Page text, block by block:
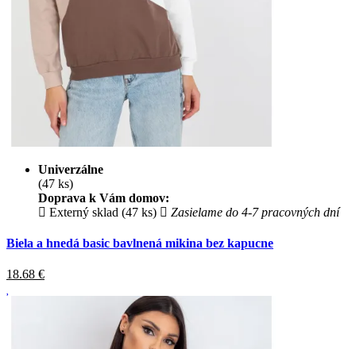
Univerzálne
(47 ks)
Doprava k Vám domov:
Externý sklad (47 ks)
Zasielame do 4-7 pracovných dní
Biela a hnedá basic bavlnená mikina bez kapucne
18.68 €